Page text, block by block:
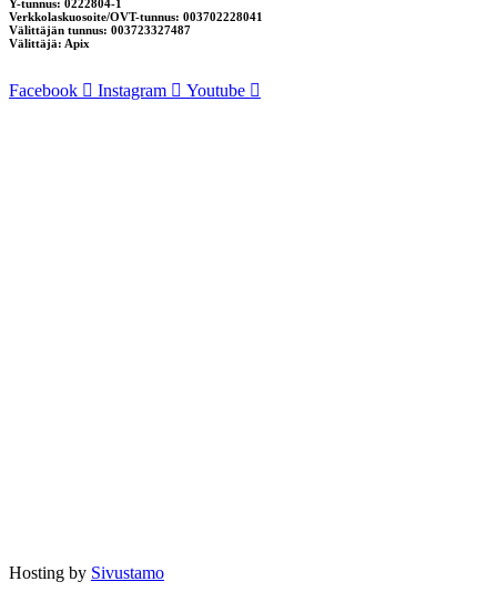
Y-tunnus: 0222804-1
Verkkolaskuosoite/OVT-tunnus: 003702228041
Välittäjän tunnus: 003723327487
Välittäjä: Apix
Facebook Instagram Youtube
Hosting by Sivustamo